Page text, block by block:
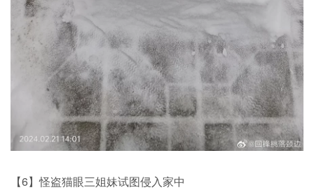
【6】怪盗猫眼三姐妹试图侵入家中